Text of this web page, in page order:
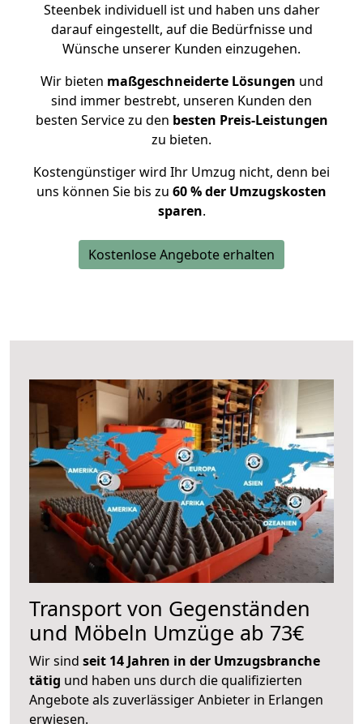
Steenbek individuell ist und haben uns daher
darauf eingestellt, auf die Bedürfnisse und
Wünsche unserer Kunden einzugehen.
Wir bieten maßgeschneiderte Lösungen und
sind immer bestrebt, unseren Kunden den
besten Service zu den besten Preis-Leistungen
zu bieten.
Kostengünstiger wird Ihr Umzug nicht, denn bei
uns können Sie bis zu 60 % der Umzugskosten
sparen.
Kostenlose Angebote erhalten
Transport von Gegenständen
und Möbeln Umzüge ab 73€
Wir sind seit 14 Jahren in der Umzugsbranche
tätig und haben uns durch die qualifizierten
Angebote als zuverlässiger Anbieter in Erlangen
erwiesen.